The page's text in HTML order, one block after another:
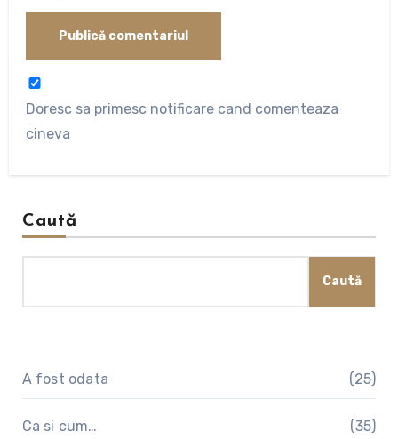
Doresc sa primesc notificare cand comenteaza
cineva
Caută
Caută
A fost odata (25)
Ca si cum… (35)